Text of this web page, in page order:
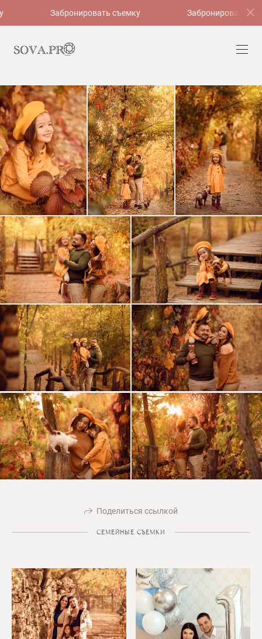
Забронировать съемку Забронировать
Поделиться ссылкой
СЕМЕЙНЫЕ СЪЕМКИ